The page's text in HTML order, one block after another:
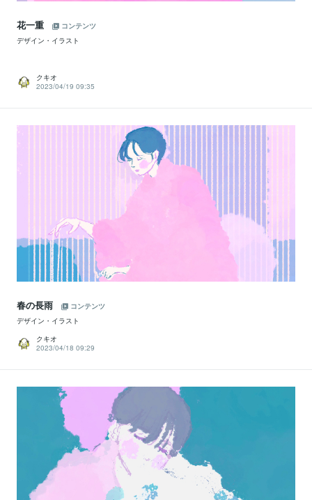
花一重
コンテンツ
デザイン・イラスト
クキオ
2023/04/19 09:35
春の長雨
コンテンツ
デザイン・イラスト
クキオ
2023/04/18 09:29